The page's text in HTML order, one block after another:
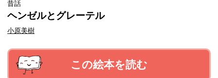
昔話
ヘンゼルとグレーテル
小原美樹
この絵本を読む